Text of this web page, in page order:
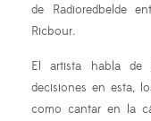
de Radioredbelde
Ricbour.
El artista habla de
decisiones en esta,
como cantar en la